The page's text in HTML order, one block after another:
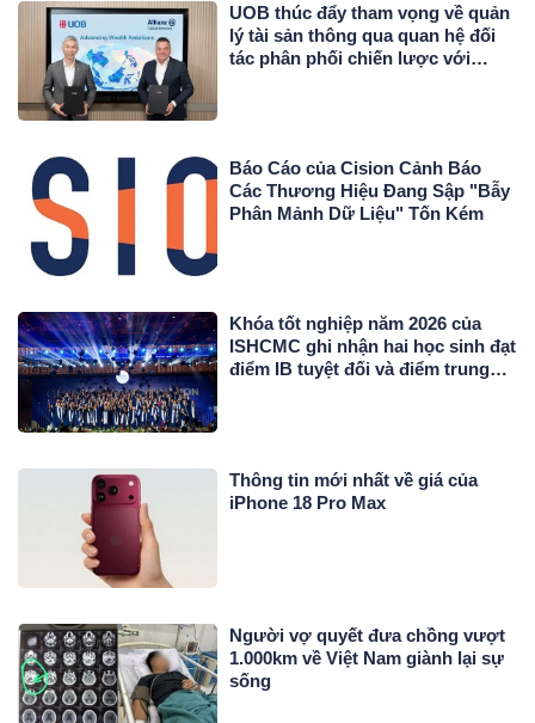
UOB thúc đẩy tham vọng về quản
lý tài sản thông qua quan hệ đối
tác phân phối chiến lược với
Báo Cáo của Cision Cảnh Báo
Các Thương Hiệu Đang Sập "Bẫy
Phân Mảnh Dữ Liệu" Tốn Kém
Khóa tốt nghiệp năm 2026 của
ISHCMC ghi nhận hai học sinh đạt
điểm IB tuyệt đối và điểm trung
Thông tin mới nhất về giá của
iPhone 18 Pro Max
Người vợ quyết đưa chồng vượt
1.000km về Việt Nam giành lại sự
sống